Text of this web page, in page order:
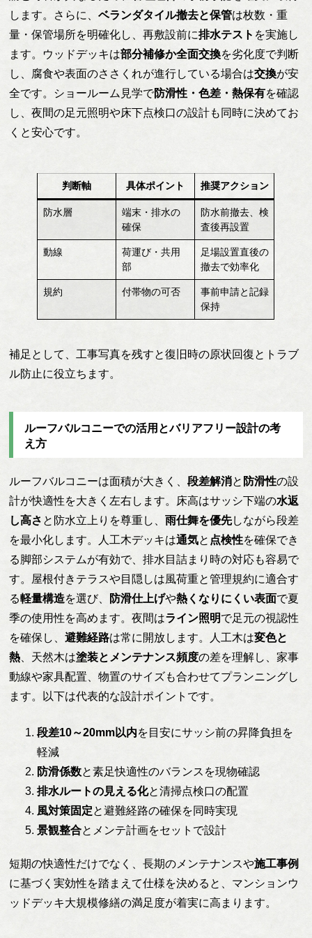
します。さらに、ベランダタイル撤去と保管は枚数・重
量・保管場所を明確化し、再敷設前に排水テスト を実施し
ます。ウッドデッキは部分補修か全面交換を劣化度で判断
し、腐食や表面のささくれが進行している場合は交換が安
全です。ショールーム見学で防滑性・色差・熱保有を確認
し、夜間の足元照明や床下点検口の設計も同時に決めてお
くと安心です。
判断軸 具体ポイント 推奨アクション
防水層
端末・排水の
確保
防水前撤去、検
査後再設置
動線
荷運び・共用
部
足場設置直後の
撤去で効率化
規約 付帯物の可否
事前申請と記録
保持
補足として、工事写真を残すと復旧時の原状回復とトラブ
ル防止に役立ちます。
ルーフバルコニーでの活用とバリアフリー設計の考
え方
ルーフバルコニーは面積が大きく、段差解消と 防滑性の設
計が快適性を大きく左右します。床高はサッシ下端の水返
し高さ と防水立上りを尊重し、雨仕舞を優先しながら段差
を最小化します。人工木デッキは通気と 点検性を確保でき
る脚部システムが有効で、排水目詰まり時の対応も容易で
す。屋根付きテラスや目隠しは風荷重と管理規約に適合す
る軽量構造を選び、 防滑仕上げや熱くなりにくい表面で夏
季の使用性を高めます。夜間はライン照明で足元の視認性
を確保し、避難経路は常に開放します。人工木は変色と
熱 、天然木は塗装とメンテナンス頻度の差を理解し、家事
動線や家具配置、物置のサイズも合わせてプランニングし
ます。以下は代表的な設計ポイントです。
段差10～20mm以内を目安にサッシ前の昇降負担を
軽減
防滑係数と素足快適性のバランスを現物確認
排水ルートの見える化と清掃点検口の配置
風対策固定と避難経路の確保を同時実現
景観整合とメンテ計画をセットで設計
短期の快適性だけでなく、長期のメンテナンスや施工事例
に基づく実効性を踏まえて仕様を決めると、マンションウ
ッドデッキ大規模修繕の満足度が着実に高まります。